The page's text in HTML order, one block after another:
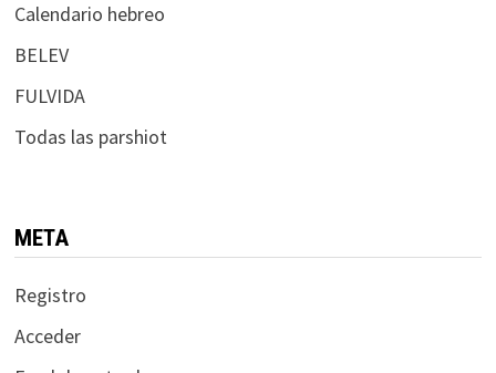
Calendario hebreo
BELEV
FULVIDA
Todas las parshiot
META
Registro
Acceder